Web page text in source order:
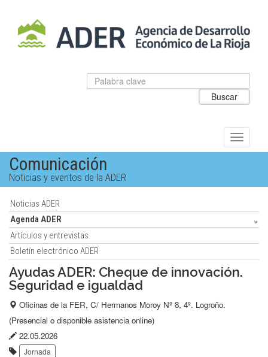
Salto
al
contenido
Datos
para
Introduzca
el
Buscar
Alternar
Comunicación
Noticias y eventos de la ADER
Noticias ADER
Agenda ADER
Artículos y entrevistas
Boletín electrónico ADER
Ayudas ADER: Cheque de innovación.
Seguridad e igualdad
Lugar
del
evento:
Oficinas de la FER, C/ Hermanos Moroy Nº 8, 4º. Logroño.
(Presencial o disponible asistencia online)
Fecha
de
22.05.2026
Etiquetas:
Jornada